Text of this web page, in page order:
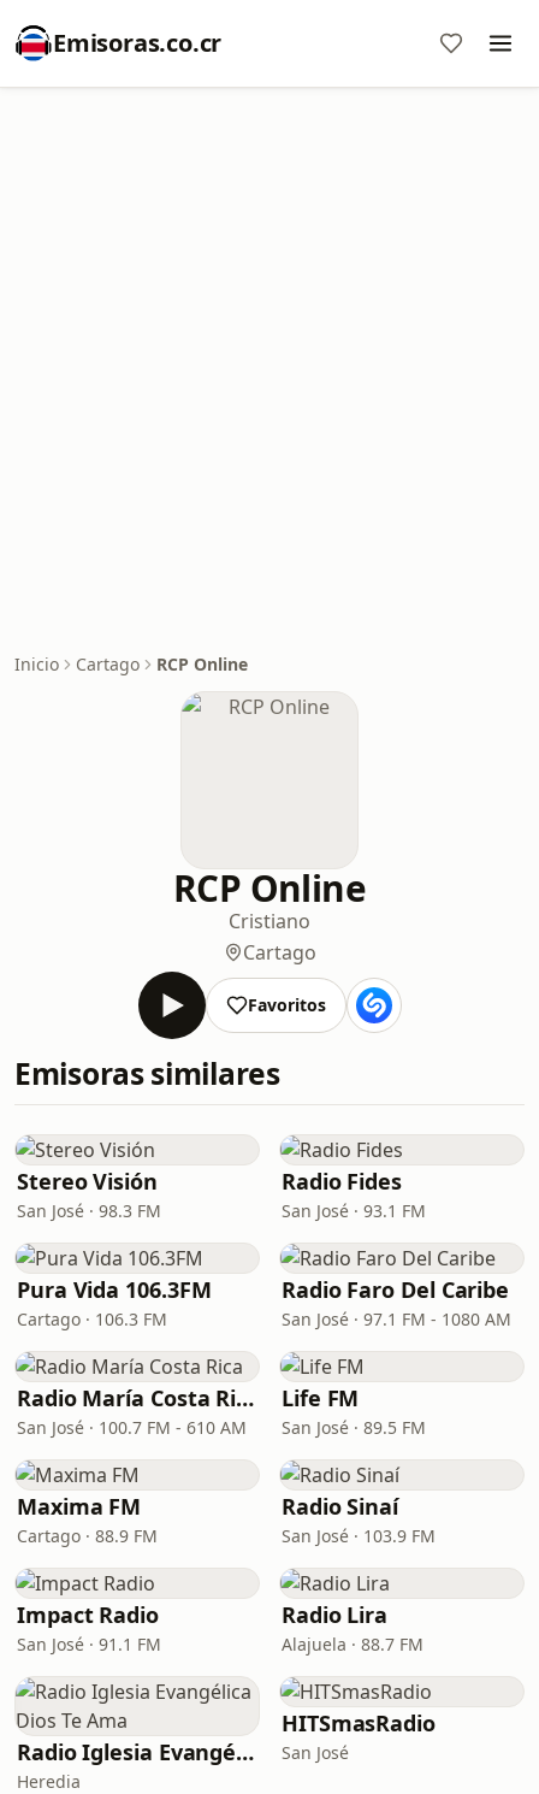
Emisoras.co.cr
Inicio Cartago RCP Online
RCP Online
Cristiano
Cartago
Favoritos
Emisoras similares
Stereo Visión
San José · 98.3 FM
Radio Fides
San José · 93.1 FM
Pura Vida 106.3FM
Cartago · 106.3 FM
Radio Faro Del Caribe
San José · 97.1 FM - 1080 AM
Radio María Costa Rica
San José · 100.7 FM - 610 AM
Life FM
San José · 89.5 FM
Maxima FM
Cartago · 88.9 FM
Radio Sinaí
San José · 103.9 FM
Impact Radio
San José · 91.1 FM
Radio Lira
Alajuela · 88.7 FM
Radio Iglesia Evangélica Dios Te Ama
Heredia
HITSmasRadio
San José